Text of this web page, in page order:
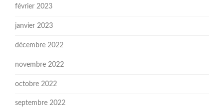
février 2023
janvier 2023
décembre 2022
novembre 2022
octobre 2022
septembre 2022